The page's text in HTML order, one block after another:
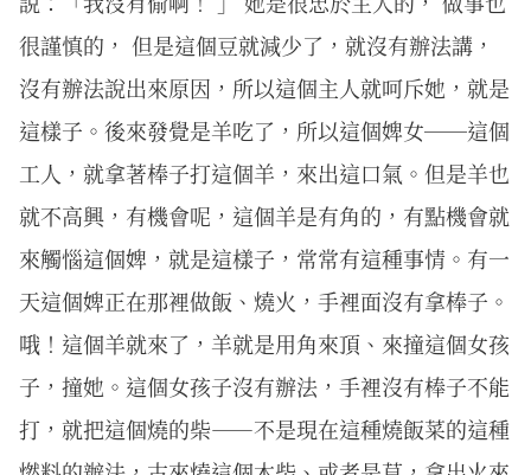
很謹慎的， 但是這個豆就減少了，就沒有辦法講，
沒有辦法說出來原因，所以這個主人就呵斥她，就是
這樣子。後來發覺是羊吃了，所以這個婢女──這個
工人，就拿著棒子打這個羊，來出這口氣。但是羊也
就不高興，有機會呢，這個羊是有角的，有點機會就
來觸惱這個婢，就是這樣子，常常有這種事情。有一
天這個婢正在那裡做飯、燒火，手裡面沒有拿棒子。
哦！這個羊就來了，羊就是用角來頂、來撞這個女孩
子，撞她。這個女孩子沒有辦法，手裡沒有棒子不能
打，就把這個燒的柴——不是現在這種燒飯菜的這種